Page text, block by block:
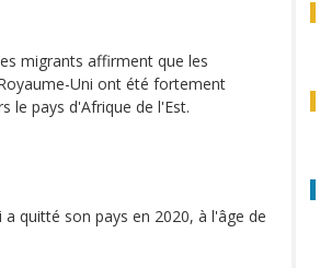
migrants affirment que les
Uni ont été fortement
le pays d'Afrique de l'Est.
quitté son pays en 2020, à l'âge de